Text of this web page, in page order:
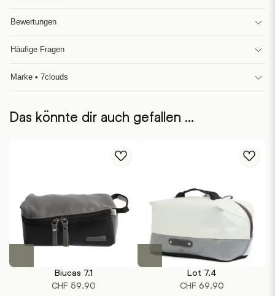
Bewertungen
Häufige Fragen
Marke • 7clouds
Das könnte dir auch gefallen …
Dieses
mehrere
Biucas 7.1
CHF59.90
Dieses
mehrere
Lot 7.4
CHF69.90